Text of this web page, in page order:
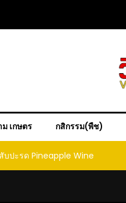
เกษตร กสิกรรม(พืช)
ปะรด Pineapple Wine